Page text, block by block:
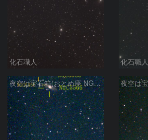
化石職人 化石職人
夜空は宝石箱(おとめ座 NGC5566) Seestar50